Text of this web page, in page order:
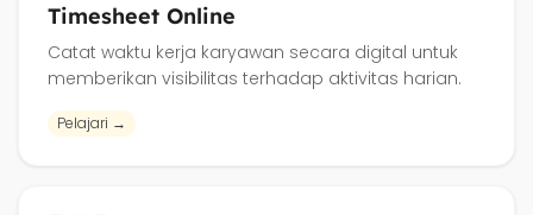
Timesheet Online
Catat waktu kerja karyawan secara digital untuk
memberikan visibilitas terhadap aktivitas harian.
Pelajari →